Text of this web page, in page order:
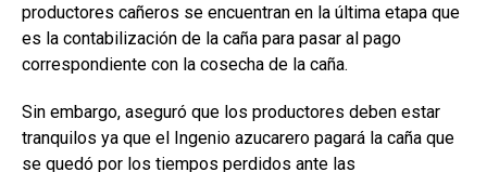
productores cañeros se encuentran en la última etapa que
es la contabilización de la caña para pasar al pago
correspondiente con la cosecha de la caña.
Sin embargo, aseguró que los productores deben estar
tranquilos ya que el Ingenio azucarero pagará la caña que
se quedó por los tiempos perdidos ante las